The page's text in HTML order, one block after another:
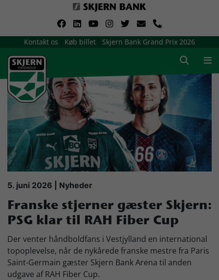
Kontakt os Køb billet Skjern Bank Grand Prix 2026
Om Skjern Håndbold
Ligatruppen
Sponsorer
Billetsalg / sæsonkort
Presse
Samarbejdsklubber
Skjern Bank Grand Prix
Nyhedsbrev
5. juni 2026 | Nyheder
Franske stjerner gæster Skjern:
PSG klar til RAH Fiber Cup
Der venter håndboldfans i Vestjylland en international
topoplevelse, når de nykårede franske mestre fra Paris
Saint-Germain gæster Skjern Bank Arena til anden
udgave af RAH Fiber Cup.